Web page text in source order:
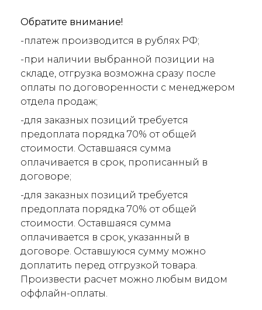
Обратите внимание!
-платеж производится в рублях РФ;
-при наличии выбранной позиции на
складе, отгрузка возможна сразу после
оплаты по договоренности с менеджером
отдела продаж;
-для заказных позиций требуется
предоплата порядка 70% от общей
стоимости. Оставшаяся сумма
оплачивается в срок, прописанный в
договоре;
-для заказных позиций требуется
предоплата порядка 70% от общей
стоимости. Оставшаяся сумма
оплачивается в срок, указанный в
договоре. Оставшуюся сумму можно
доплатить перед отгрузкой товара.
Произвести расчет можно любым видом
оффлайн-оплаты.